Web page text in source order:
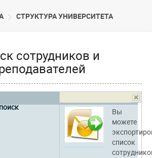
CТРУКТУРА УНИВЕРСИТЕТА
сотрудников и
Вы
можете
список